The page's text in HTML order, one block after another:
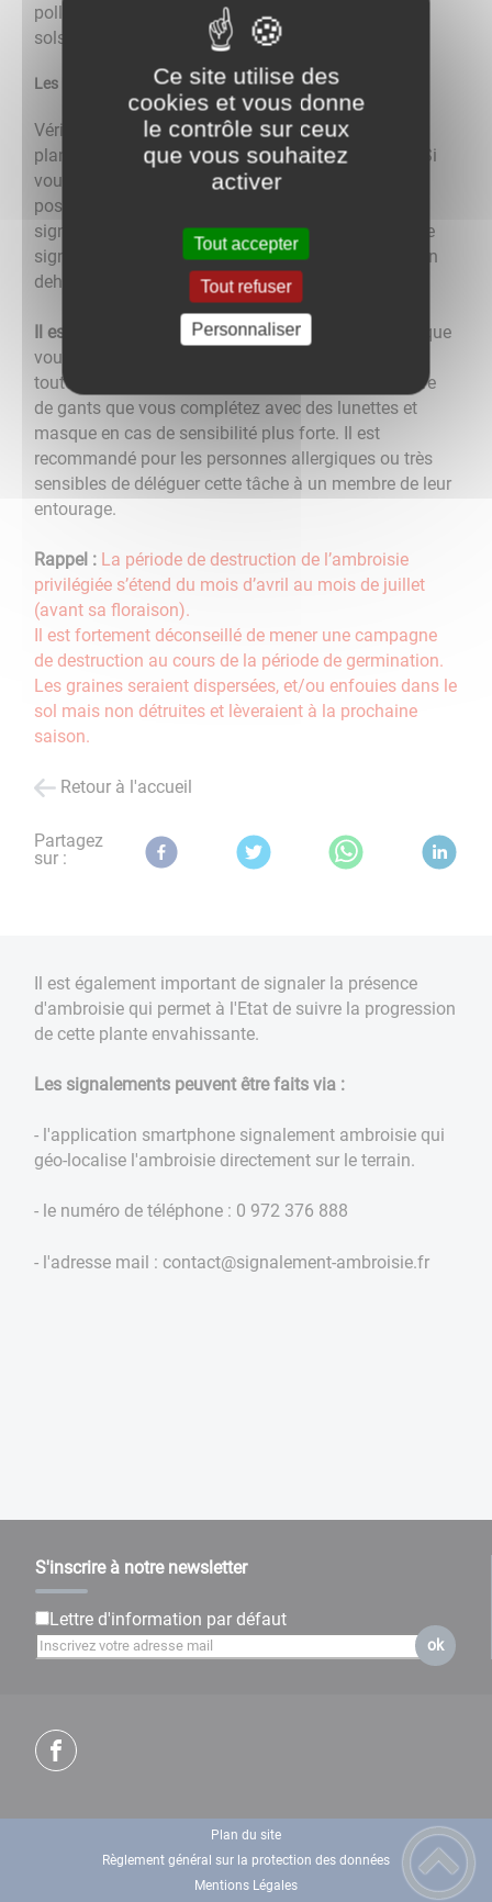
pollens et de réduire les stocks de graines dans les
sols.
Les bons réflexes
Vérifiez autour de chez vous si vous remarquez des
plants d'ambroisie avant leur floraison (fin juillet). Si
vous en voyez, arrachez-les. S'il ne vous est pas
possible de le faire, utilisez la plateforme de
signalement de l'ambroisie ou appelez le numéro de
signalement si vous détectez beaucoup de plants en
dehors de chez vous.
Il est fortement recommandé de vous protége
r lorsque
vous arrachez des plants d'ambroisie afin d'éviter
toute réaction allergique. A minima, portez une paire
de gants que vous complétez avec des lunettes et
masque en cas de sensibilité plus forte. Il est
recommandé pour les personnes allergiques ou très
sensibles de déléguer cette tâche à un membre de leur
entourage.
Rappel : La période de destruction de l’ambroisie
privilégiée s’étend du mois d’avril au mois de juillet
(avant sa floraison).
Il est fortement déconseillé de mener une campagne
de destruction au cours de la période de germination.
Les graines seraient dispersées, et/ou enfouies dans le
sol mais non détruites et lèveraient à la prochaine
saison.
Retour à l'accueil
Partagez
sur :
Il est également important de signaler la présence
d'ambroisie qui permet à l'Etat de suivre la progression
de cette plante envahissante.
Les signalements peuvent être faits via :
- l'application smartphone signalement ambroisie qui
géo-localise l'ambroisie directement sur le terrain.
- le numéro de téléphone : 0 972 376 888
- l'adresse mail : contact@signalement-ambroisie.fr
S'inscrire à notre newsletter
Lettre d'information par défaut
ok
Plan du site
Règlement général sur la protection des données
Mentions Légales
Ce site utilise des
cookies et vous donne
le contrôle sur ceux
que vous souhaitez
activer
Tout accepter
Tout refuser
Personnaliser